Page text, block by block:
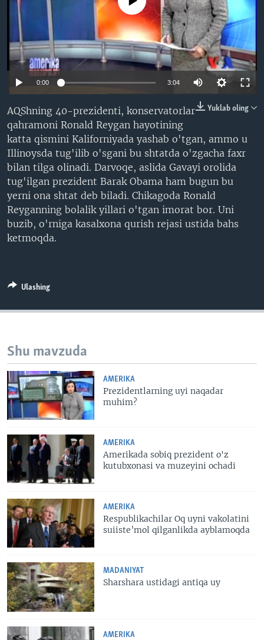
VIDEO
XABARLAR SURATLARDA
ODNOKLASSNIKI
TELEGRAM
TWITTER
SOUNDCLOUD
VOA
0:00 3:04
Yuklab oling
AQShning 40-prezidenti, konservatorlar
qahramoni Ronald Reygan hayotining
katta qismini Kaliforniyada yashab o'tgan, ammo u
Illinoysda tug'ilib o'sgani bu shtatda o'zgacha faxr
bilan tilga olinadi. Darvoqe, aslida Gavayi orolida
tug'ilgan prezident Barak Obama ham bugun bu
yerni ona shtat deb biladi. Chikagoda Ronald
Reyganning bolalik yillari o'tgan imorat bor. Uni
buzib, o'rniga kasalxona qurish rejasi ustida bahs
ketmoqda.
Ulashing
Shu mavzuda
AMERIKA
Prezidentlarning uyi naqadar
muhim?
AMERIKA
Amerikada sobiq prezident o'z
kutubxonasi va muzeyini ochadi
AMERIKA
Respublikachilar Oq uyni vakolatini
suiiste’mol qilganlikda ayblamoqda
MADANIYAT
Sharshara ustidagi antiqa uy
AMERIKA